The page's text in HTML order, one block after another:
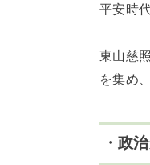
平安時
東山慈
を集め
・政